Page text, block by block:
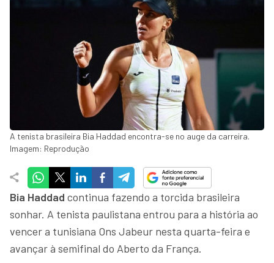
A tenista brasileira Bia Haddad encontra-se no auge da carreira.
Imagem: Reprodução
Bia Haddad continua fazendo a torcida brasileira
sonhar. A tenista paulistana entrou para a história ao
vencer a tunisiana Ons Jabeur nesta quarta-feira e
avançar à semifinal do Aberto da França.